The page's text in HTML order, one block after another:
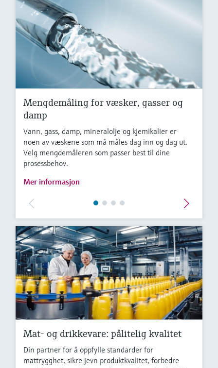
Mengdemåling for væsker, gasser og
damp
Vann, gass, damp, mineralolje og kjemikalier er
noen av væskene som må måles dag inn og dag ut.
Velg mengdemåleren som passer best til dine
prosessbehov.
Mer informasjon
Mat- og drikkevare: pålitelig kvalitet
Din partner for å oppfylle standarder for
mattrygghet, sikre jevn produktkvalitet, forbedre